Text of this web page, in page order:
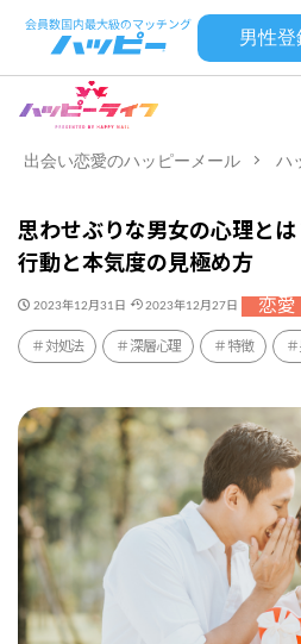
男性登
出会い恋愛のハッピーメール ハ
思わせぶりな男女の心理と
行動と本気度の見極め方
2023年12月31日 2023年12月27日 恋愛
対処法 深層心理 特徴